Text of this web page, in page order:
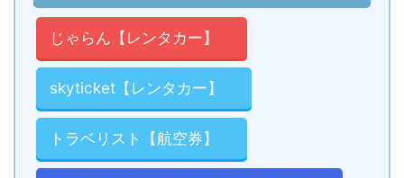
じゃらん【レンタカー】
skyticket【レンタカー】
トラベリスト【航空券】